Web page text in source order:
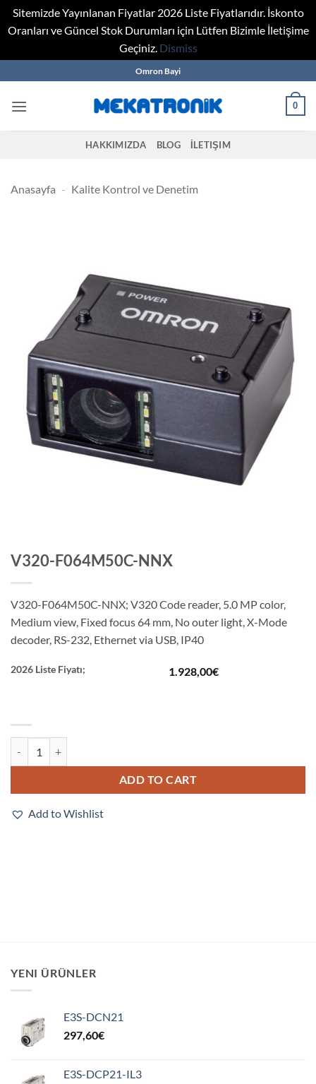
Sitemizde Yayınlanan Fiyatlar 2026 Liste Fiyatlarıdır. İskonto
Oranları ve Güncel Stok Durumları için Lütfen Bizimle İletişime
Geçiniz. Dismiss
to
content
Omron Bayi
0
HAKKIMIZDA BLOG İLETIŞIM
Anasayfa - Kalite Kontrol ve Denetim
V320-F064M50C-NNX
V320-F064M50C-NNX; V320 Code reader, 5.0 MP color,
Medium view, Fixed focus 64 mm, No outer light, X-Mode
decoder, RS-232, Ethernet via USB, IP40
2026 Liste Fiyatı; 1.928,00€
ADD TO CART
Add to Wishlist
YENI ÜRÜNLER
E3S-DCN21
297,60€
E3S-DCP21-IL3